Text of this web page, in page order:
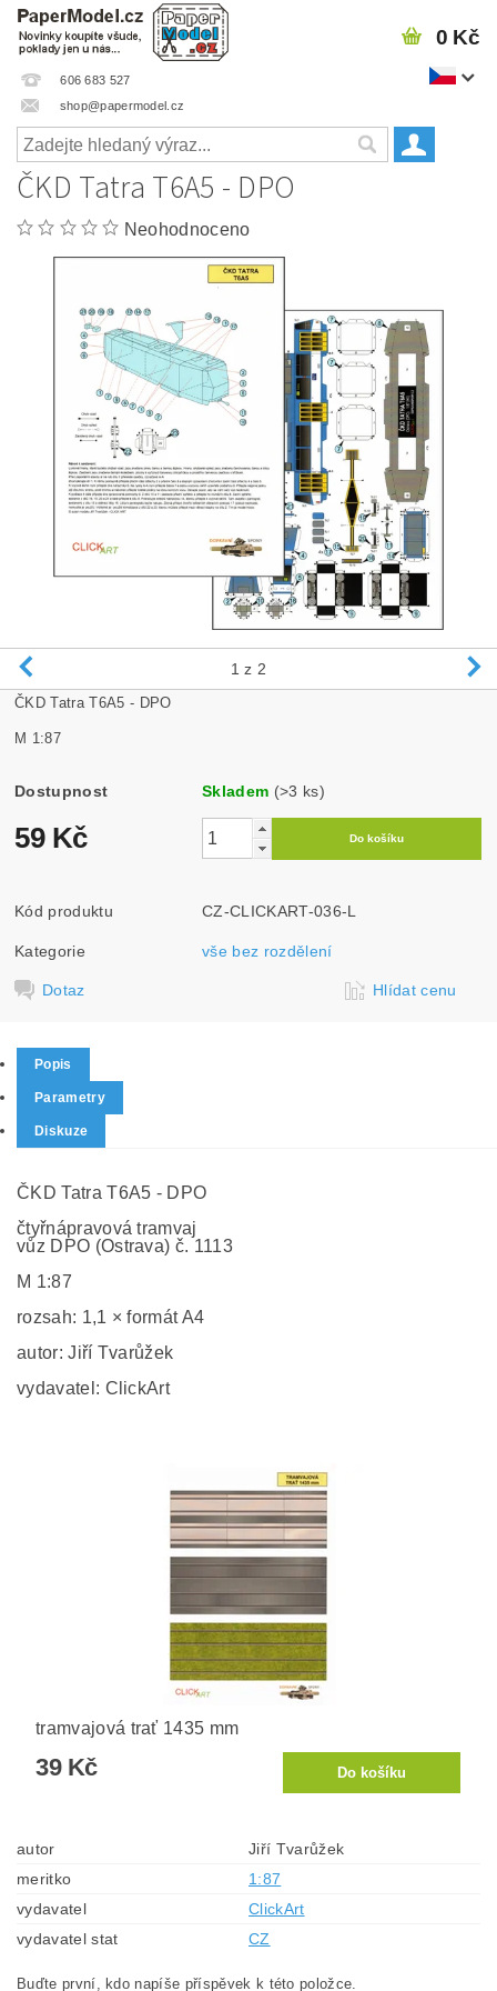
606 683 527
shop@papermodel.cz
0 Kč
ČKD Tatra T6A5 - DPO
Neohodnoceno
1 z 2
ČKD Tatra T6A5 - DPO
M 1:87
Dostupnost Skladem (>3 ks)
59 Kč
Kód produktu CZ-CLICKART-036-L
Kategorie vše bez rozdělení
Dotaz Hlídat cenu
Popis
Parametry
Diskuze
ČKD Tatra T6A5 - DPO
čtyřnápravová tramvaj
vůz DPO (Ostrava) č. 1113
M 1:87
rozsah: 1,1 × formát A4
autor: Jiří Tvarůžek
vydavatel: ClickArt
tramvajová trať 1435 mm
39 Kč
autor
Jiří Tvarůžek
meritko
1:87
vydavatel
ClickArt
vydavatel stat
CZ
Buďte první, kdo napíše příspěvek k této položce.